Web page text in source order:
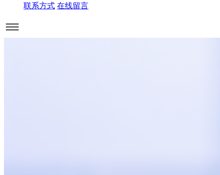
联系方式 在线留言